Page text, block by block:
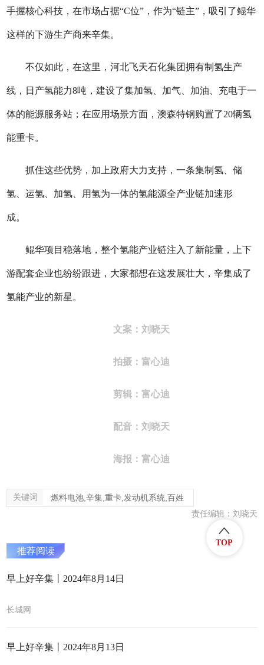
手握核心科技，在市场占据“C位”，作为“链主”，吸引了鲲华
这样的下游生产商来辛集。
不仅如此，在这里，河北飞天石化集团拥有制氢生产
线，日产氢能力8吨，建设了集加氢、加气、加油、充电于一
体的能源服务站；在应用场景方面，澳森特钢购置了20辆氢
能重卡。
抓住这些优势，加上政府大力支持，一条集制氢、储
氢、运氢、加氢、用氢为一体的氢能源全产业链加速形
成。
鲲华项目稳落地，整个氢能产业链注入了新能量，上下
游配套企业也纷纷跟进，大家都想在这发展壮大，辛集成了
氢能产业的新星。
文案：刘晓天
拍摄：富心迪
剪辑：富心迪
配音：刘晓天
海报 ：富心迪
关键词 燃料电池,辛集,重卡,发动机系统,百姓
责任编辑：刘晓天
推荐阅读
早上好辛集丨2024年8月14日
长城网
早上好辛集丨2024年8月13日
TOP